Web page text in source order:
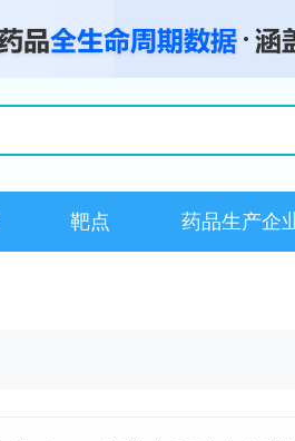
靶点 药品生产企